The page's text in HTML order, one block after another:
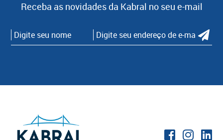
Receba as novidades da Kabral no seu e-mail